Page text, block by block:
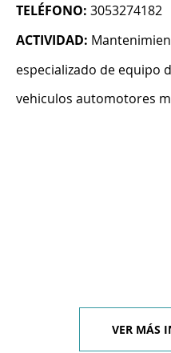
TELÉFONO: 3053274182
ACTIVIDAD:
especializado de equipo
vehiculos automotores
VER MÁS